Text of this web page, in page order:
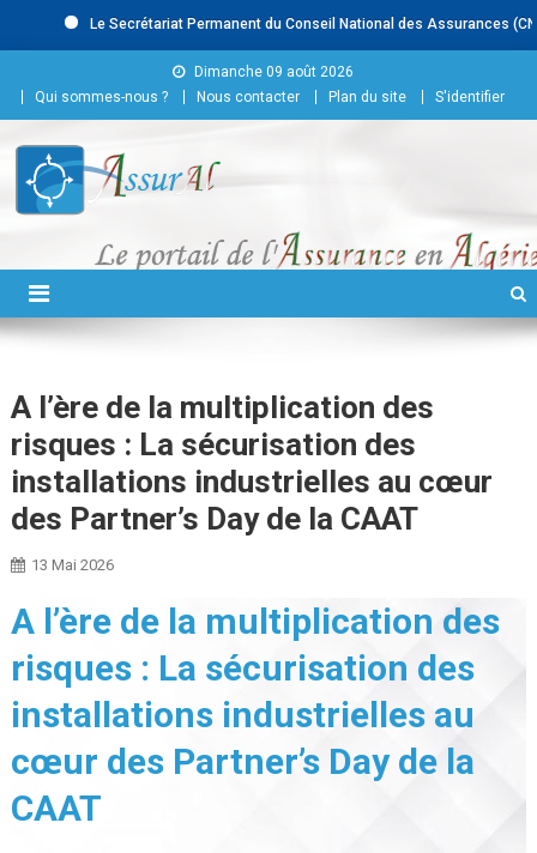
Le Secrétariat Permanent du Conseil National des Assurances
Dimanche 09 août 2026
Qui sommes-nous ?
Nous contacter Plan du site S'identifier
Conseil National des
A l’ère de la multiplication des
risques : La sécurisation des
installations industrielles au cœur
des Partner’s Day de la CAAT
13 Mai 2026
A l’ère de la multiplication des
risques : La sécurisation des
installations industrielles au
cœur des Partner’s Day de la
CAAT